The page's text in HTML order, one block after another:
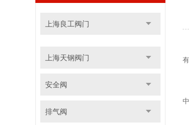
上海良工阀门
上海天钢阀门
安全阀
排气阀